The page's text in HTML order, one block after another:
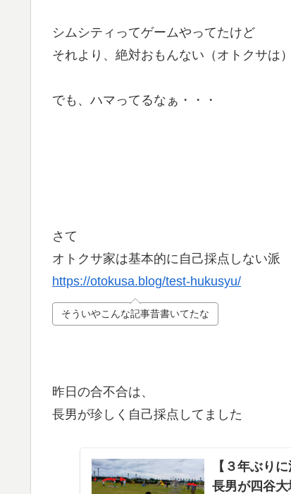
シムシティってゲームやってたけど
それより、絶対おもんない（オトクサは）
でも、ハマってるなぁ・・・
さて
オトクサ家は基本的に自己採点しない派
https://otokusa.blog/test-hukusyu/
そういやこんな記事昔書いてたな
昨日の合不合は、
長男が珍しく自己採点してました
【３年ぶりに
長男が四谷